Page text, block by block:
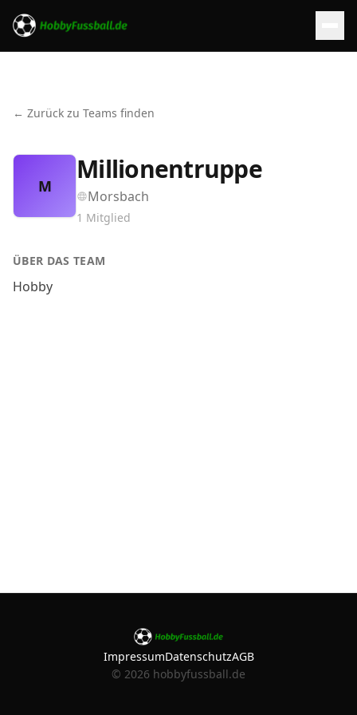
← Zurück zu Teams finden
M
Millionentruppe
Morsbach
1 Mitglied
ÜBER DAS TEAM
Hobby
ImpressumDatenschutzAGB
© 2026 hobbyfussball.de